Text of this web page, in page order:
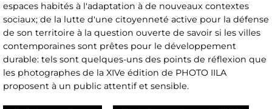
espaces habités à l'adaptation à de nouveaux contextes
sociaux; de la lutte d'une citoyenneté active pour la défense
de son territoire à la question ouverte de savoir si les villes
contemporaines sont prêtes pour le développement
durable: tels sont quelques-uns des points de réflexion que
les photographes de la XIVe édition de PHOTO IILA
proposent à un public attentif et sensible.